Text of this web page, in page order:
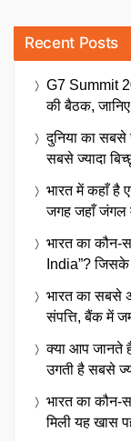
Recent Posts
G7 Summit
की बैठक,
दुनिया का सबसे
सबसे ज्यादा
भारत में कहाँ है
जगह जहाँ जंगल
भारत का कौन-
India”? जिसके
भारत का सबसे
संपत्ति, बैंक में
क्या आप जानते
उगती है सबसे
भारत का कौन-
मिली यह खास